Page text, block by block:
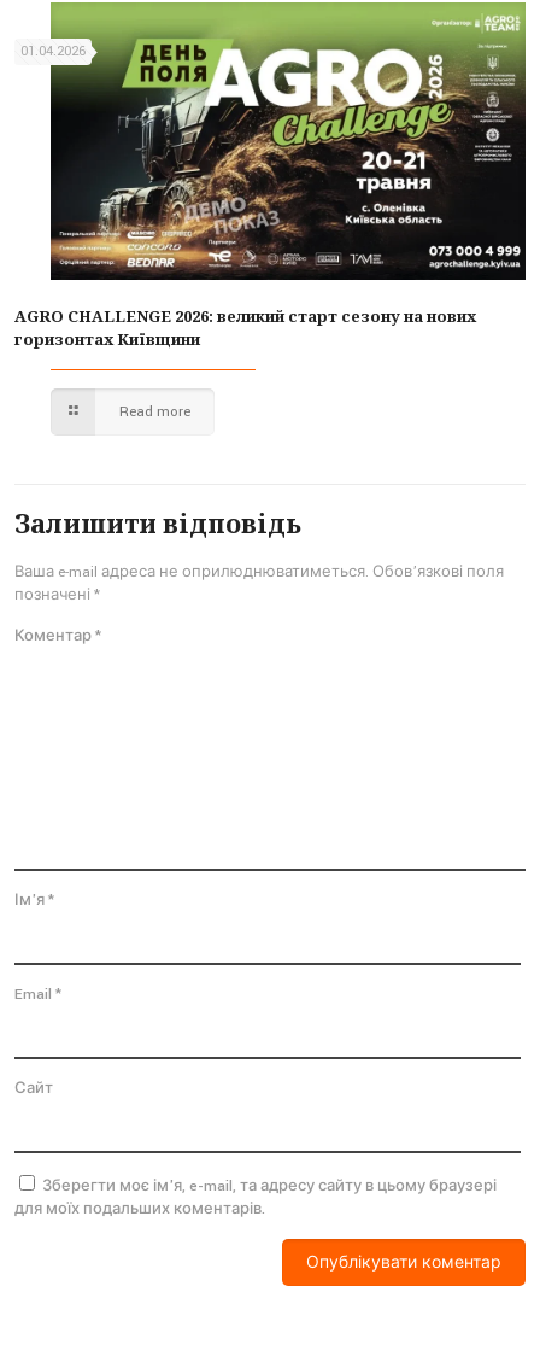
01.04.2026
AGRO CHALLENGE 2026: великий старт сезону на нових
горизонтах Київщини
Read more
Залишити відповідь
Ваша e-mail адреса не оприлюднюватиметься. Обов’язкові поля
позначені *
Коментар*
Ім'я*
Email *
Сайт
Зберегти моє ім'я, e-mail, та адресу сайту в цьому браузері
для моїх подальших коментарів.